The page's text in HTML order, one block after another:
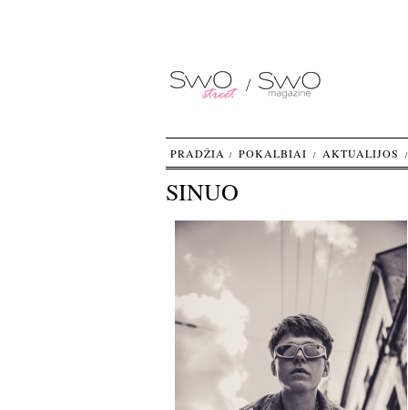
SINUO
PRADŽIA POKALBIAI AKTUALIJOS